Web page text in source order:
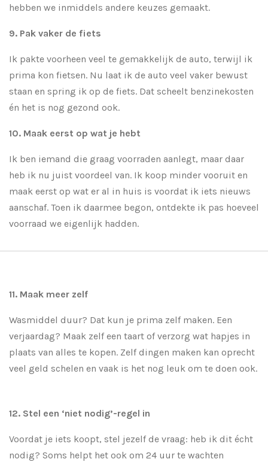
hebben we inmiddels andere keuzes gemaakt.
9. Pak vaker de fiets
Ik pakte voorheen veel te gemakkelijk de auto, terwijl ik
prima kon fietsen. Nu laat ik de auto veel vaker bewust
staan en spring ik op de fiets. Dat scheelt benzinekosten
én het is nog gezond ook.
10. Maak eerst op wat je hebt
Ik ben iemand die graag voorraden aanlegt, maar daar
heb ik nu juist voordeel van. Ik koop minder vooruit en
maak eerst op wat er al in huis is voordat ik iets nieuws
aanschaf. Toen ik daarmee begon, ontdekte ik pas hoeveel
voorraad we eigenlijk hadden.
11. Maak meer zelf
Wasmiddel duur? Dat kun je prima zelf maken. Een
verjaardag? Maak zelf een taart of verzorg wat hapjes in
plaats van alles te kopen. Zelf dingen maken kan oprecht
veel geld schelen en vaak is het nog leuk om te doen ook.
12. Stel een ‘niet nodig’-regel in
Voordat je iets koopt, stel jezelf de vraag: heb ik dit écht
nodig? Soms helpt het ook om 24 uur te wachten